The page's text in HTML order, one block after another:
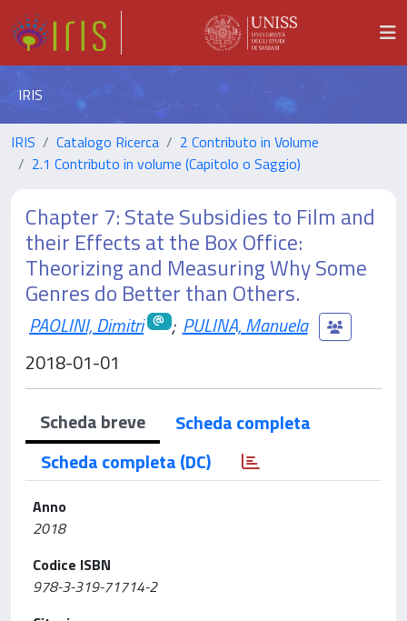
IRIS
IRIS Catalogo Ricerca
2 Contributo in Volume
2.1 Contributo in volume (Capitolo o Saggio)
Chapter 7: State Subsidies to Film and
their Effects at the Box Office:
Theorizing and Measuring Why Some
Genres do Better than Others.
PAOLINI, Dimitri ; PULINA, Manuela
2018-01-01
Scheda breve
Scheda completa
Scheda completa (DC)
Anno
2018
Codice ISBN
978-3-319-71714-2